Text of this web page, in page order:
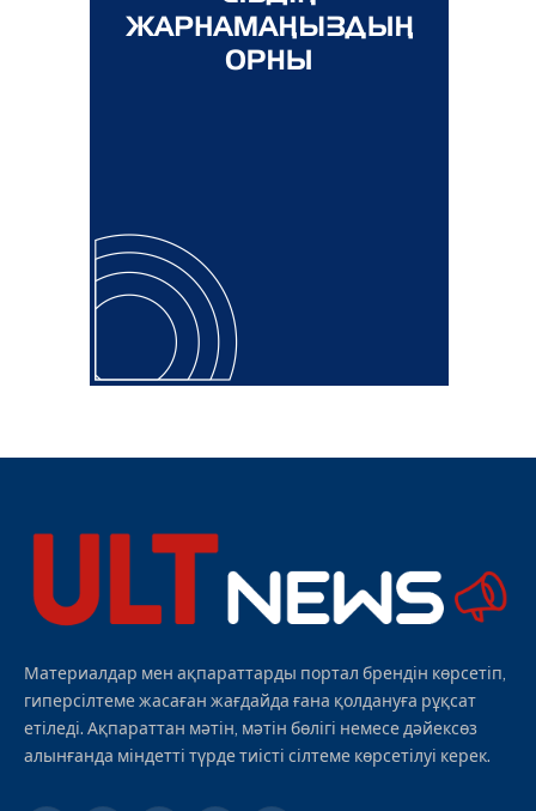
Материалдар мен ақпараттарды портал брендін көрсетіп,
гиперсілтеме жасаған жағдайда ғана қолдануға рұқсат
етіледі. Ақпараттан мәтін, мәтін бөлігі немесе дәйексөз
алынғанда міндетті түрде тиісті сілтеме көрсетілуі керек.